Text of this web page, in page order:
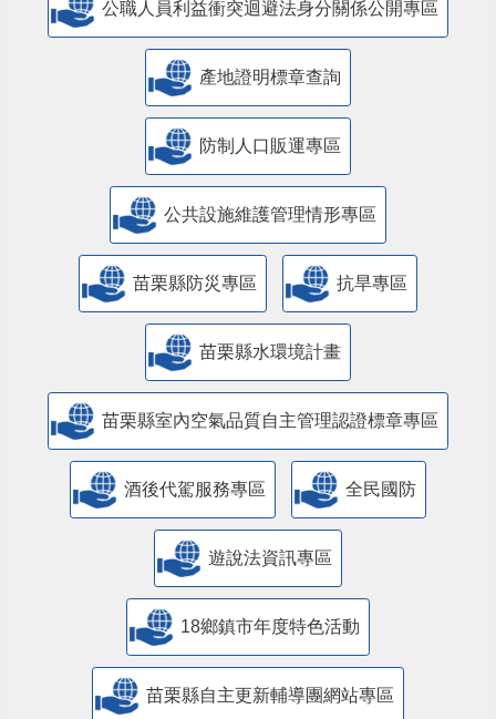
公職人員利益衝突迴避法身分關係公開專區
產地證明標章查詢
防制人口販運專區
​公共設施維護管理情形專區
苗栗縣防災專區 抗旱專區
苗栗縣水環境計畫
苗栗縣室內空氣品質自主管理認證標章專區
酒後代駕服務專區
遊說法資訊專區
18鄉鎮市年度特色活動